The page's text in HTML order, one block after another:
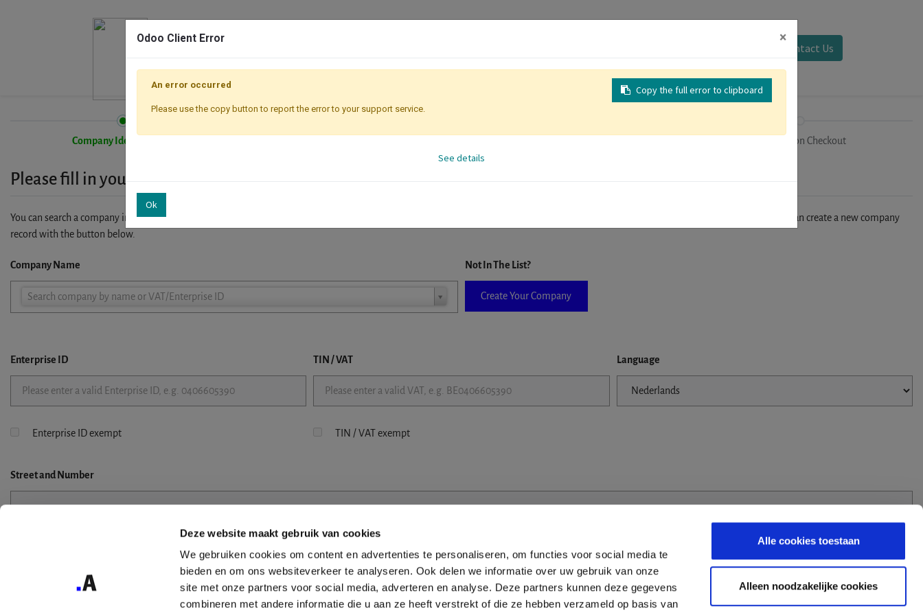
Deze website maakt gebruik van cookies
We gebruiken cookies om content en advertenties te personaliseren, om functies voor social media te
bieden en om ons websiteverkeer te analyseren. Ook delen we informatie over uw gebruik van onze
site met onze partners voor social media, adverteren en analyse. Deze partners kunnen deze gegevens
combineren met andere informatie die u aan ze heeft verstrekt of die ze hebben verzameld op basis van
Alle cookies toestaan
Alleen noodzakelijke cookies
Contact Us
Company Identification Registration Checkout
Please fill in your company details
You can search a company in our database by name, VAT or enterprise ID. When a company is selected it will auto-complete the form. If you don't find your company in our database, you can create a new company
record with the button below.
Company Name
Search company by name or VAT/Enterprise ID
Company
Not In The List?
Create Your Company
Enterprise ID TIN / VAT Language
Enterprise ID exempt TIN / VAT exempt
Streetand Number
Odoo Client Error ×
Copy the full error to clipboard
An error occurred
Please use the copy button to report the error to your support service.
See details
Ok